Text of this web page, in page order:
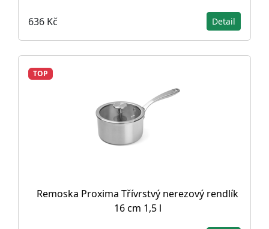
636 Kč Detail
TOP
Remoska Proxima Třívrstvý nerezový rendlík
16 cm 1,5 l